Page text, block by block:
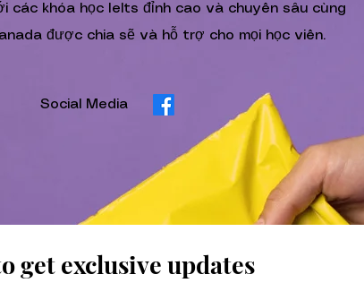
các khóa học Ielts đỉnh cao và chuyên sâu cùng
được chia sẽ và hỗ trợ cho mọi học viên.
Social Media
get exclusive updates